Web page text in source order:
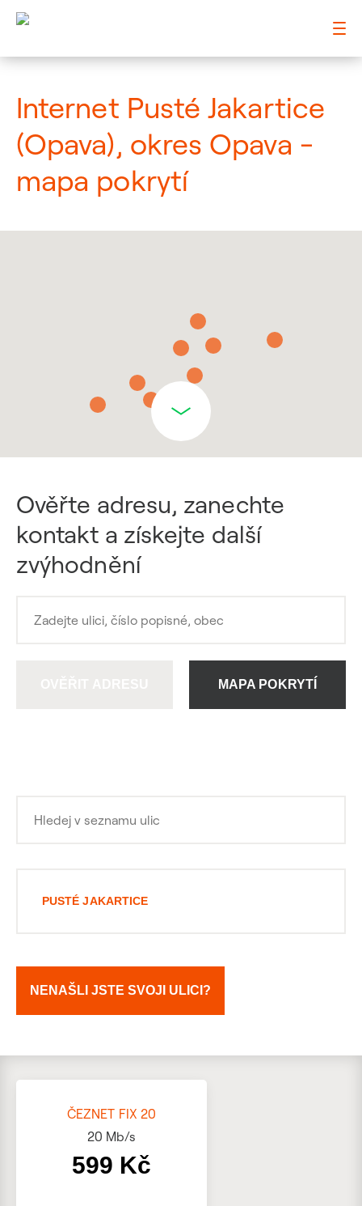
Internet Pusté Jakartice
(Opava), okres Opava -
mapa pokrytí
Ověřte adresu, zanechte
kontakt a získejte další
zvýhodnění
MAPA POKRYTÍ
PUSTÉ JAKARTICE
NENAŠLI JSTE SVOJI ULICI?
ČEZNET FIX 20
20 Mb/s
599 Kč
: Mapa pokrytí město